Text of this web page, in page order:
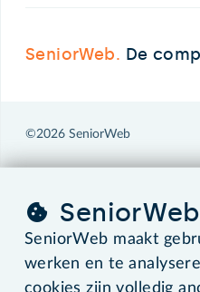
SeniorWeb. De
©2026 SeniorWeb
SeniorWeb maakt
werken en te
cookies zijn volledig